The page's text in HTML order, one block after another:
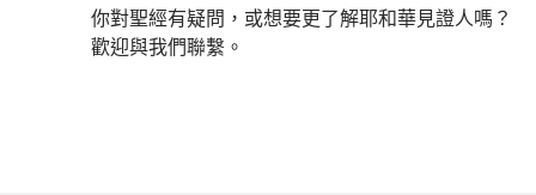
你對聖經有疑問，或想要更了解耶和華見證人嗎？
歡迎與我們聯繫。